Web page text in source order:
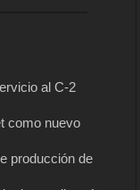
al C-2
como nuevo
producción de